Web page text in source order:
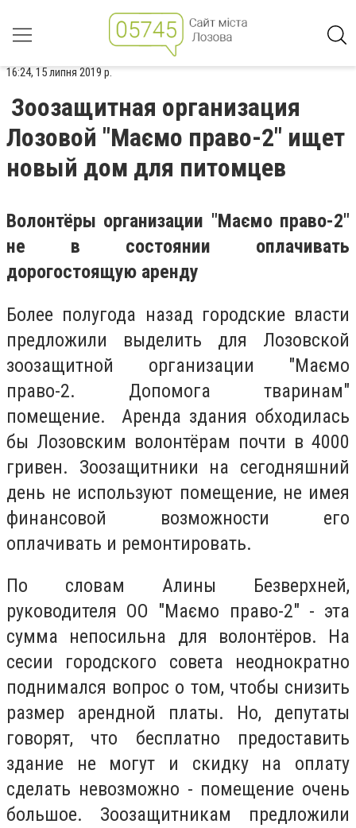
16:24, 15 липня 2019 р.
Зоозащитная организация
Лозовой "Маємо право-2" ищет
новый дом для питомцев
Волонтёры организации "Маємо право-2"
не в состоянии оплачивать
дорогостоящую аренду
Более полугода назад городские власти
предложили выделить для Лозовской
зоозащитной организации "Маємо
право-2. Допомога тваринам"
помещение. Аренда здания обходилась
бы Лозовским волонтёрам почти в 4000
гривен. Зоозащитники на сегодняшний
день не используют помещение, не имея
финансовой возможности его
оплачивать и ремонтировать.
По словам Алины Безверхней,
руководителя ОО "Маємо право-2" - эта
сумма непосильна для волонтёров. На
сесии городского совета неоднократно
поднимался вопрос о том, чтобы снизить
размер арендной платы. Но, депутаты
говорят, что бесплатно предоставить
здание не могут и скидку на оплату
сделать невозможно - помещение очень
большое. Зоозащитникам предложили